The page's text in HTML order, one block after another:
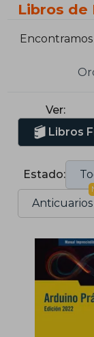
Libros de
Encontramos
Ver:
Libros
Estado:
Anticuarios